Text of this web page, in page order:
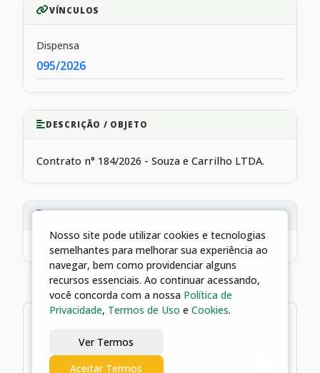
VÍNCULOS
Dispensa
095/2026
DESCRIÇÃO / OBJETO
Contrato n° 184/2026 - Souza e Carrilho LTDA.
6817/2026
26/05/2026 16:49 | Contrato n°
Nosso site pode utilizar cookies e tecnologias
semelhantes para melhorar sua experiência ao
navegar, bem como providenciar alguns
recursos essenciais. Ao continuar acessando,
você concorda com a nossa Política de
Privacidade, Termos de Uso e Cookies.
Ver Termos
Aceitar Termos